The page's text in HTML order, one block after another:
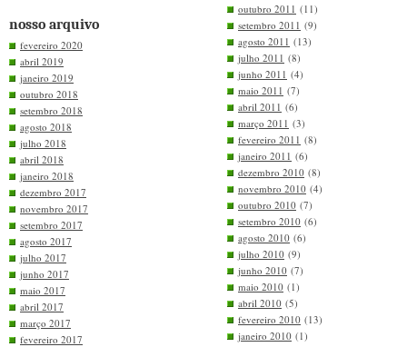
nosso arquivo
fevereiro 2020
abril 2019
janeiro 2019
outubro 2018
setembro 2018
agosto 2018
julho 2018
abril 2018
janeiro 2018
dezembro 2017
novembro 2017
setembro 2017
agosto 2017
julho 2017
junho 2017
maio 2017
abril 2017
março 2017
fevereiro 2017
outubro 2011 (11)
setembro 2011 (9)
agosto 2011 (13)
julho 2011 (8)
junho 2011 (4)
maio 2011 (7)
abril 2011 (6)
março 2011 (3)
fevereiro 2011 (8)
janeiro 2011 (6)
dezembro 2010 (8)
novembro 2010 (4)
outubro 2010 (7)
setembro 2010 (6)
agosto 2010 (6)
julho 2010 (9)
junho 2010 (7)
maio 2010 (1)
abril 2010 (5)
fevereiro 2010 (13)
janeiro 2010 (1)